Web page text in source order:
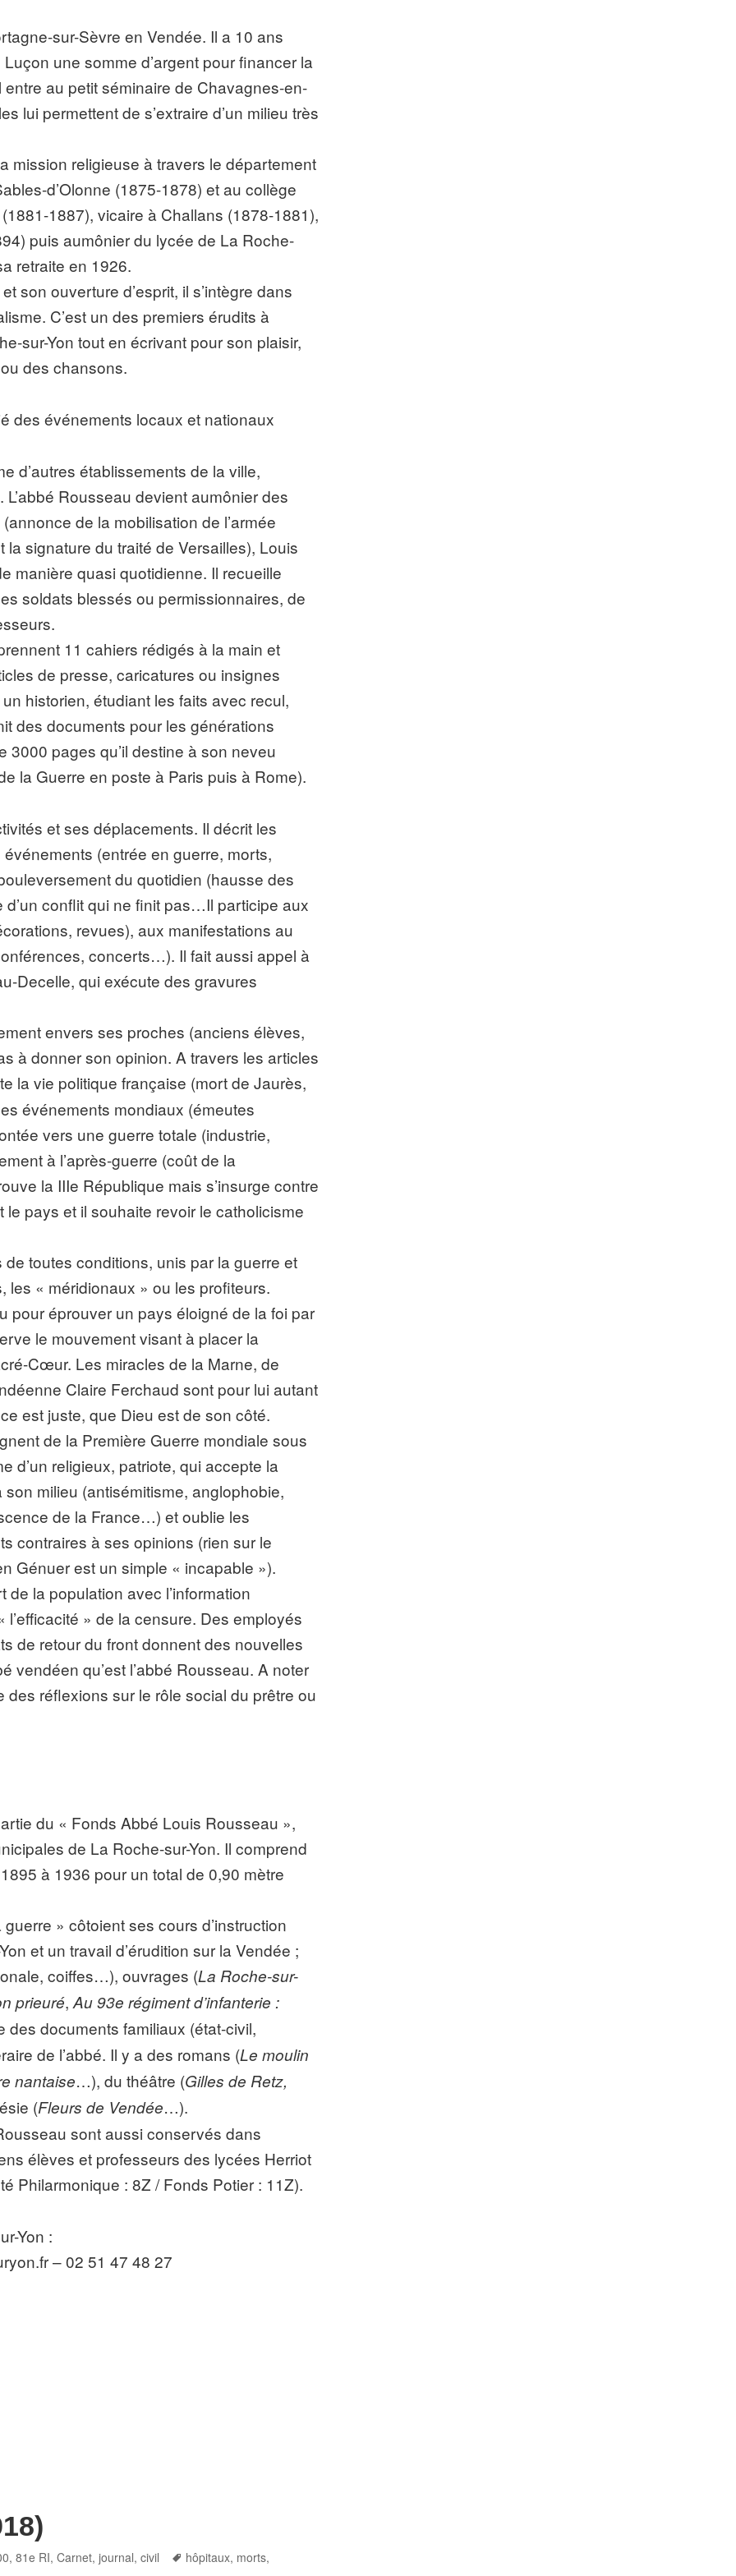
sur-Sèvre en Vendée. Il a 10 ans
une somme d’argent pour financer la
entre au petit séminaire de Chavagnes-en-
lui permettent de s’extraire d’un milieu très
mission religieuse à travers le département
d’Olonne (1875-1878) et au collège
1887), vicaire à Challans (1878-1881),
puis aumônier du lycée de La Roche-
retraite en 1926.
son ouverture d’esprit, il s’intègre dans
C’est un des premiers érudits à
sur-Yon tout en écrivant pour son plaisir,
des chansons.
des événements locaux et nationaux
d’autres établissements de la ville,
Rousseau devient aumônier des
de la mobilisation de l’armée
signature du traité de Versailles), Louis
manière quasi quotidienne. Il recueille
soldats blessés ou permissionnaires, de
11 cahiers rédigés à la main et
de presse, caricatures ou insignes
historien, étudiant les faits avec recul,
des documents pour les générations
3000 pages qu’il destine à son neveu
la Guerre en poste à Paris puis à Rome).
et ses déplacements. Il décrit les
(entrée en guerre, morts,
du quotidien (hausse des
conflit qui ne finit pas…Il participe aux
revues), aux manifestations au
concerts…). Il fait aussi appel à
Decelle, qui exécute des gravures
envers ses proches (anciens élèves,
à donner son opinion. A travers les articles
la vie politique française (mort de Jaurès,
événements mondiaux (émeutes
vers une guerre totale (industrie,
à l’après-guerre (coût de la
la IIIe République mais s’insurge contre
pays et il souhaite revoir le catholicisme
toutes conditions, unis par la guerre et
les « méridionaux » ou les profiteurs.
pour éprouver un pays éloigné de la foi par
le mouvement visant à placer la
Cœur. Les miracles de la Marne, de
Claire Ferchaud sont pour lui autant
est juste, que Dieu est de son côté.
de la Première Guerre mondiale sous
d’un religieux, patriote, qui accepte la
milieu (antisémitisme, anglophobie,
de la France…) et oublie les
contraires à ses opinions (rien sur le
Génuer est un simple « incapable »).
la population avec l’information
» de la censure. Des employés
de retour du front donnent des nouvelles
vendéen qu’est l’abbé Rousseau. A noter
réflexions sur le rôle social du prêtre ou
du « Fonds Abbé Louis Rousseau »,
de La Roche-sur-Yon. Il comprend
à 1936 pour un total de 0,90 mètre
» côtoient ses cours d’instruction
et un travail d’érudition sur la Vendée ;
coiffes…), ouvrages (La Roche-sur-
prieuré,Au 93e régiment d’infanterie :
documents familiaux (état-civil,
de l’abbé. Il y a des romans (Le moulin
nantaise…), du théâtre (Gilles de Retz,
(Fleurs de Vendée…).
sont aussi conservés dans
élèves et professeurs des lycées Herriot
Philarmonique : 8Z / Fonds Potier : 11Z).
Yon :
– 02 51 47 48 27
,81e RI,Carnet, journal,civil Tags
hôpitaux, morts,